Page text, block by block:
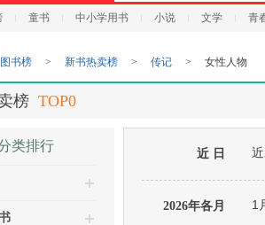
童书 中小学用书 小说 文学 青
图书榜 > 新书热卖榜 > 传记 > 女性人物
榜 TOP0
类排行
近 日
2026年各月 1